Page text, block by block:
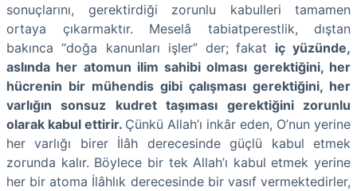
sonuçlarını, gerektirdiği zorunlu kabulleri tamamen
ortaya çıkarmaktır. Meselâ tabiatperestlik, dıştan
bakınca “doğa kanunları işler” der; fakat iç yüzünde,
aslında her atomun ilim sahibi olması gerektiğini, her
hücrenin bir mühendis gibi çalışması gerektiğini, her
varlığın sonsuz kudret taşıması gerektiğini zorunlu
olarak kabul ettirir. Çünkü Allah’ı inkâr eden, O’nun yerine
her varlığı birer İlâh derecesinde güçlü kabul etmek
zorunda kalır. Böylece bir tek Allah’ı kabul etmek yerine
her bir atoma İlâhlık derecesinde bir vasıf vermektedirler,